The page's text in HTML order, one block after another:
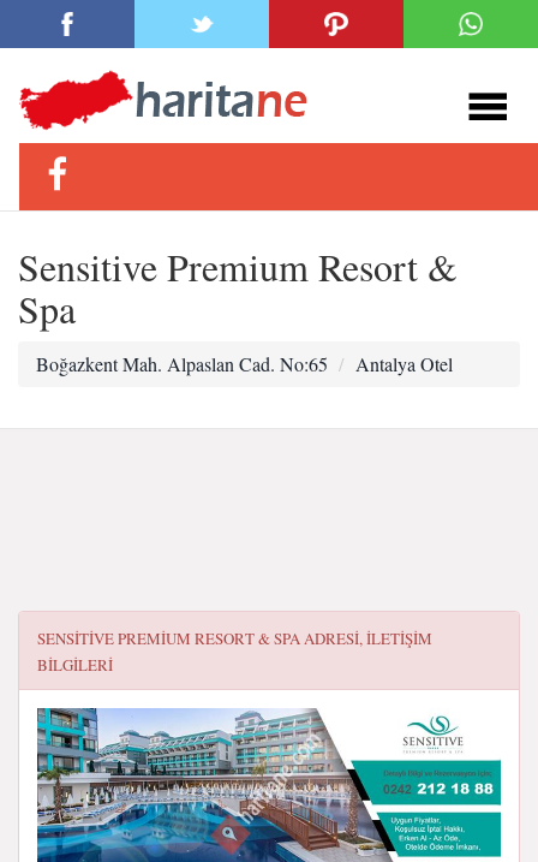
Sensitive Premium Resort &
Spa
Boğazkent Mah. Alpaslan Cad. No:65 Antalya Otel
SENSITIVE PREMIUM RESORT & SPAADRESI, ILETIŞIM
BILGILERI